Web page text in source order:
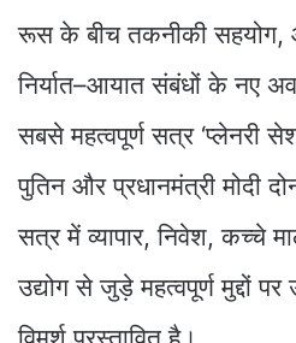
रूस के बीच तकनीकी सहयोग,
निर्यात–आयात संबंधों के नए
सबसे महत्वपूर्ण सत्र ‘प्लेनरी
पुतिन और प्रधानमंत्री मोदी
सत्र में व्यापार, निवेश, कच्चे
उद्योग से जुड़े महत्वपूर्ण मुद्दों